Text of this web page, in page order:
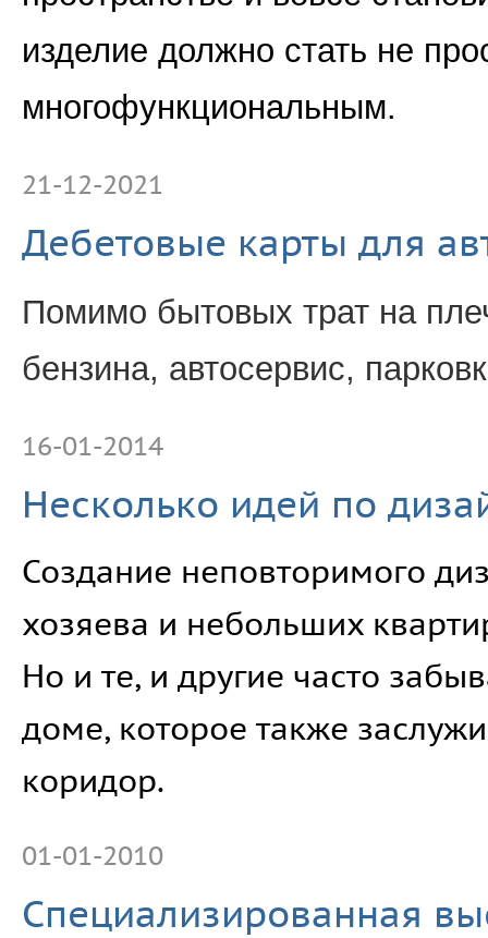
изделие должно стать не
многофункциональным.
21-12-2021
Дебетовые карты для
Помимо бытовых трат на
бензина, автосервис,
16-01-2014
Несколько идей по
Создание неповторимого
хозяева и небольших
Но и те, и другие часто
доме, которое также
коридор.
01-01-2010
Cпециализированная